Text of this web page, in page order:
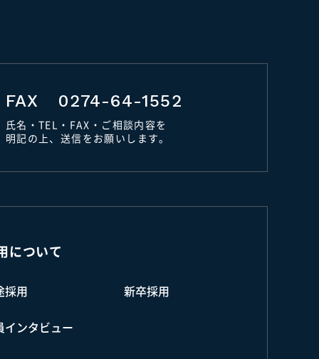
FAX 0274-64-1552
氏名・TEL・FAX・ご相談内容を
明記の上、送信をお願いします。
について
採用 新卒採用
インタビュー